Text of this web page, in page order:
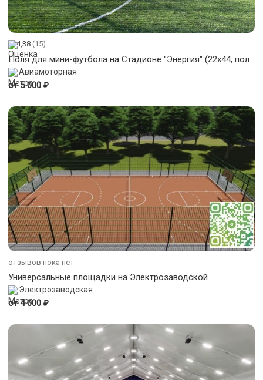
4,38 (15)
Авиамоторная
от 5 000 ₽
отзывов пока нет
Универсальные площадки на Электрозаводской
Электрозаводская
от 4 000 ₽